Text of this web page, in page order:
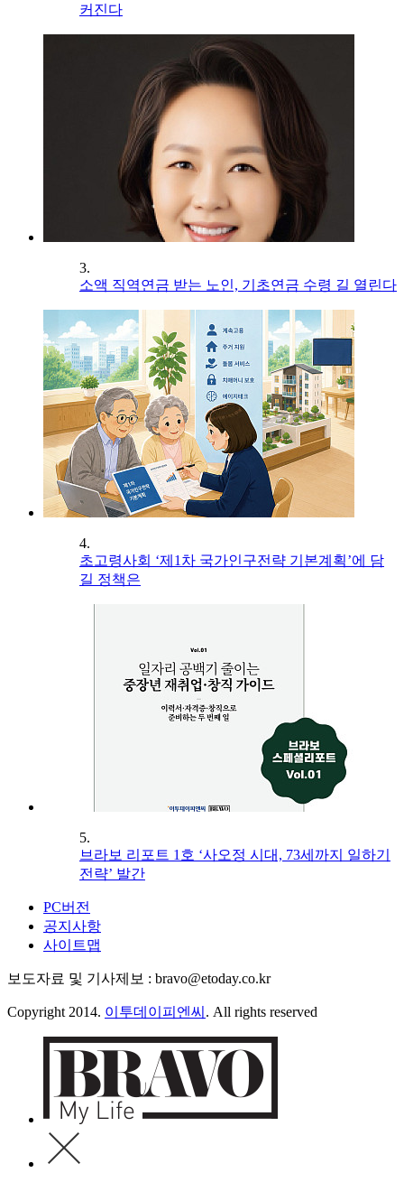
커진다
3.
소액 직역연금 받는 노인, 기초연금 수령 길 열린다
4.
초고령사회 ‘제1차 국가인구전략 기본계획’에 담
길 정책은
5.
브라보 리포트 1호 ‘사오정 시대, 73세까지 일하기
전략’ 발간
PC버전
공지사항
사이트맵
보도자료 및 기사제보 : bravo@etoday.co.kr
Copyright 2014. 이투데이피엔씨 . All rights reserved